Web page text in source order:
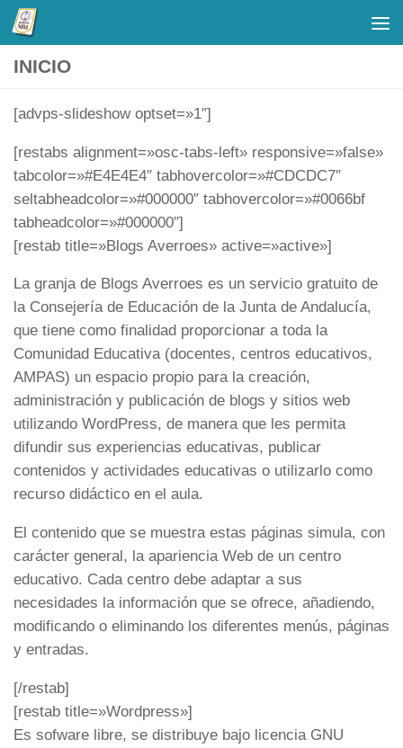
Saltar al contenido
INICIO
[advps-slideshow optset=»1″]
[restabs alignment=»osc-tabs-left» responsive=»false»
tabcolor=»#E4E4E4″ tabhovercolor=»#CDCDC7″
seltabheadcolor=»#000000″ tabhovercolor=»#0066bf
tabheadcolor=»#000000″]
[restab title=»Blogs Averroes» active=»active»]
La granja de Blogs Averroes es un servicio gratuito de
la Consejería de Educación de la Junta de Andalucía,
que tiene como finalidad proporcionar a toda la
Comunidad Educativa (docentes, centros educativos,
AMPAS) un espacio propio para la creación,
administración y publicación de blogs y sitios web
utilizando WordPress, de manera que les permita
difundir sus experiencias educativas, publicar
contenidos y actividades educativas o utilizarlo como
recurso didáctico en el aula.
El contenido que se muestra estas páginas simula, con
carácter general, la apariencia Web de un centro
educativo. Cada centro debe adaptar a sus
necesidades la información que se ofrece, añadiendo,
modificando o eliminando los diferentes menús, páginas
y entradas.
[/restab]
[restab title=»Wordpress»]
Es sofware libre, se distribuye bajo licencia GNU